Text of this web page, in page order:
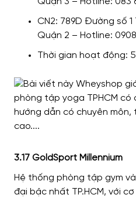
CN2: 789D Đường số 1
Quận 2 – Hotline:
Thời gian hoạt động:
3.17 GoldSport Millennium
Hệ thống phòng tập gym
đại bậc nhất TP.HCM, với